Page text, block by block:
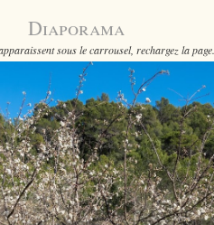
Diaporama
sous le carrousel, rechargez la page.